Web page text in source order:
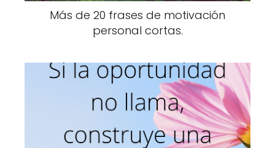
Más de 20 frases de motivación
personal cortas.